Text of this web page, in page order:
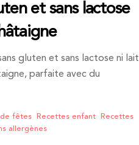
et sans lactose
gluten et sans lactose ni lait
parfaite avec du
fêtes, Recettes enfant,
Recettes
allergènes